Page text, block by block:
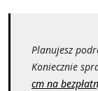
Planujesz
Koniecznie
cm na